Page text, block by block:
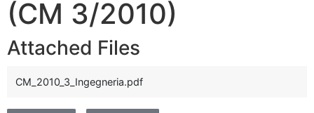
(CM 3/2010)
Attached Files
CM_2010_3_Ingegneria.pdf